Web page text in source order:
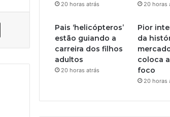
20 horas atrás 20 horas
Pais ‘helicópteros’
estão guiando a
carreira dos filhos
adultos
20 horas atrás
Pior
da
coloca
foco
20 horas